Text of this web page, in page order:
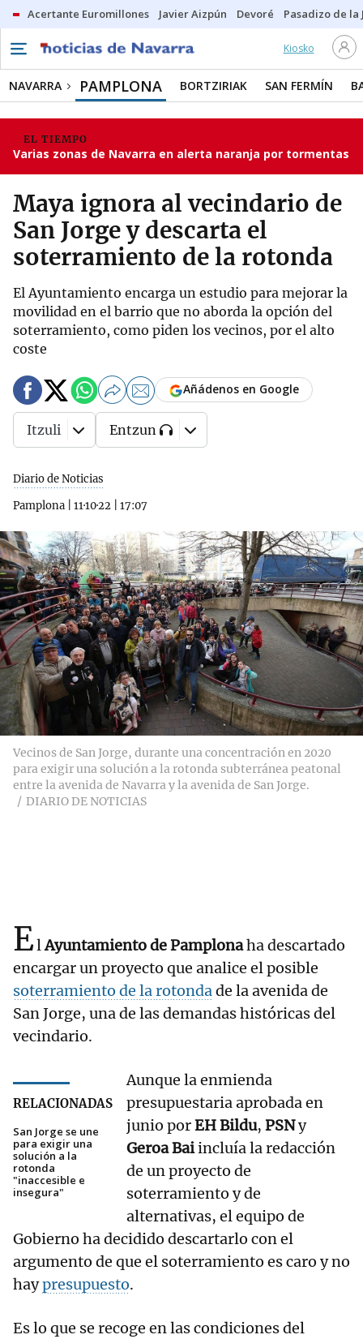
Acertante Euromillones Javier Aizpún Devoré Pasadizo de la
Kiosko
NAVARRA PAMPLONA BORTZIRIAK SAN FERMÍN
EL TIEMPO
Varias zonas de Navarra en alerta naranja por tormentas
Maya ignora al vecindario de
San Jorge y descarta el
soterramiento de la rotonda
El Ayuntamiento encarga un estudio para mejorar la
movilidad en el barrio que no aborda la opción del
soterramiento, como piden los vecinos, por el alto
coste
Diario de Noticias
Pamplona
11·10·22 17:07
Añádenos en Google
Itzuli Entzun
Vecinos de San Jorge, durante una concentración en 2020
para exigir una solución a la rotonda subterránea peatonal
entre la avenida de Navarra y la avenida de San Jorge.
DIARIO DE NOTICIAS
ElAyuntamiento de Pamplonaha descartado
encargar un proyecto que analice el posible
soterramiento de la rotondade la avenida de
San Jorge, una de las demandas históricas del
vecindario.
RELACIONADAS
San Jorge se une
para exigir una
solución a la
rotonda
"inaccesible e
insegura"
Aunque la enmienda
presupuestaria aprobada en
junio porEH Bildu, PSNy
Geroa Baiincluía la redacción
de un proyecto de
soterramiento y de
alternativas, el equipo de
Gobierno ha decidido descartarlo con el
argumento de que el soterramiento es caro y no
haypresupuesto.
Es lo que se recoge en las condiciones del